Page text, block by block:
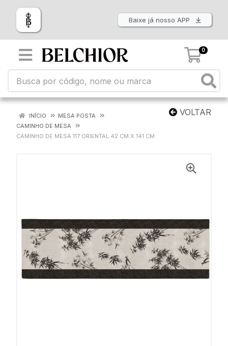
Baixe já nosso APP
0
VOLTAR
INÍCIO
MESA POSTA
CAMINHO DE MESA
CAMINHO DE MESA 117 ORIENTAL 42 CM X 141 CM